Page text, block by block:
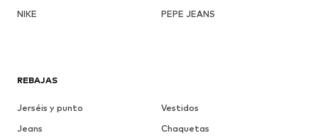
NIKE
PEPE JEANS
REBAJAS
Jerséis y punto
Vestidos
Jeans
Chaquetas